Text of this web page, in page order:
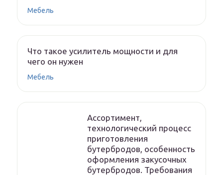
Мебель
Что такое усилитель мощности и для
чего он нужен
Мебель
Ассортимент,
технологический процесс
приготовления
бутербродов, особенность
оформления закусочных
бутербродов. Требования